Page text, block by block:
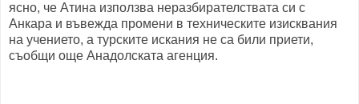
ясно, че Атина използва неразбирателствата си с
Анкара и въвежда промени в техническите изисквания
на учението, а турските искания не са били приети,
съобщи още Анадолската агенция.